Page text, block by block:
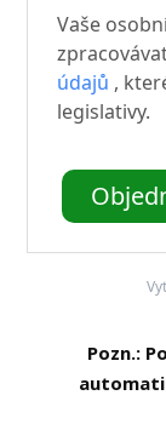
Vaše
údajů ,
legislativy.
Pozn.: